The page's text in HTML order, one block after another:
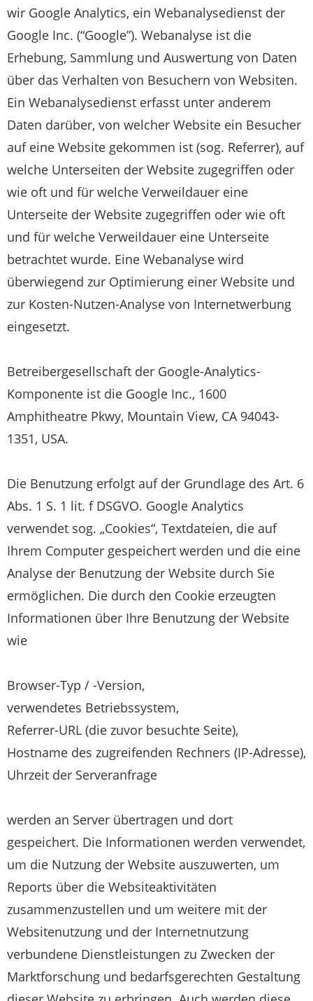
wir Google Analytics, ein Webanalysedienst der
Google Inc. (“Google”). Webanalyse ist die
Erhebung, Sammlung und Auswertung von Daten
über das Verhalten von Besuchern von Websiten.
Ein Webanalysedienst erfasst unter anderem
Daten darüber, von welcher Website ein Besucher
auf eine Website gekommen ist (sog. Referrer), auf
welche Unterseiten der Website zugegriffen oder
wie oft und für welche Verweildauer eine
Unterseite der Website zugegriffen oder wie oft
und für welche Verweildauer eine Unterseite
betrachtet wurde. Eine Webanalyse wird
überwiegend zur Optimierung einer Website und
zur Kosten-Nutzen-Analyse von Internetwerbung
eingesetzt.
Betreibergesellschaft der Google-Analytics-
Komponente ist die Google Inc., 1600
Amphitheatre Pkwy, Mountain View, CA 94043-
1351, USA.
Die Benutzung erfolgt auf der Grundlage des Art. 6
Abs. 1 S. 1 lit. f DSGVO. Google Analytics
verwendet sog. „Cookies“, Textdateien, die auf
Ihrem Computer gespeichert werden und die eine
Analyse der Benutzung der Website durch Sie
ermöglichen. Die durch den Cookie erzeugten
Informationen über Ihre Benutzung der Website
wie
Browser-Typ / -Version,
verwendetes Betriebssystem,
Referrer-URL (die zuvor besuchte Seite),
Hostname des zugreifenden Rechners (IP-Adresse),
Uhrzeit der Serveranfrage
werden an Server übertragen und dort
gespeichert. Die Informationen werden verwendet,
um die Nutzung der Website auszuwerten, um
Reports über die Websiteaktivitäten
zusammenzustellen und um weitere mit der
Websitenutzung und der Internetnutzung
verbundene Dienstleistungen zu Zwecken der
Marktforschung und bedarfsgerechten Gestaltung